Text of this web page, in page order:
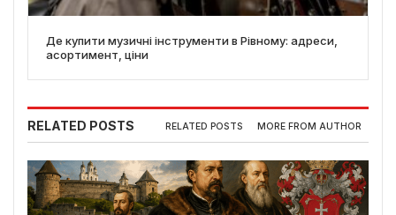
Де купити музичні інструменти в Рівному: адреси,
асортимент, ціни
RELATED POSTS RELATED POSTS MORE FROM AUTHOR